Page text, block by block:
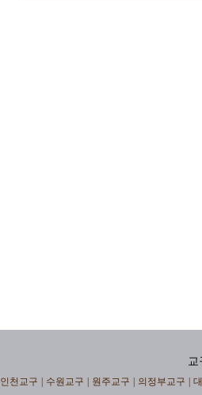
교
인천교구 수원교구 원주교구 의정부교구